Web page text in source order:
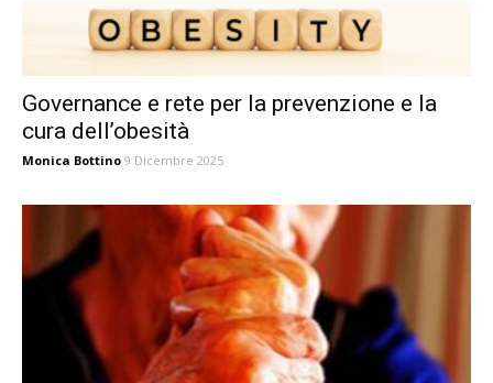
Governance e rete per la prevenzione e la
cura dell’obesità
Monica Bottino 9 Dicembre 2025